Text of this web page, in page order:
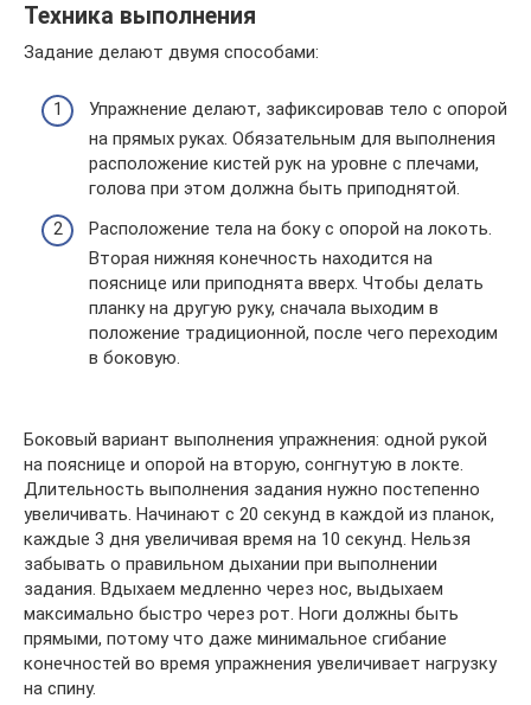
Техника выполнения
Задание делают двумя способами:
Упражнение делают, зафиксировав тело с опорой
на прямых руках. Обязательным для выполнения
расположение кистей рук на уровне с плечами,
голова при этом должна быть приподнятой.
Расположение тела на боку с опорой на локоть.
Вторая нижняя конечность находится на
пояснице или приподнята вверх. Чтобы делать
планку на другую руку, сначала выходим в
положение традиционной, после чего переходим
в боковую.
Боковый вариант выполнения упражнения: одной рукой
на пояснице и опорой на вторую, сонгнутую в локте.
Длительность выполнения задания нужно постепенно
увеличивать. Начинают с 20 секунд в каждой из планок,
каждые 3 дня увеличивая время на 10 секунд. Нельзя
забывать о правильном дыхании при выполнении
задания. Вдыхаем медленно через нос, выдыхаем
максимально быстро через рот. Ноги должны быть
прямыми, потому что даже минимальное сгибание
конечностей во время упражнения увеличивает нагрузку
на спину.